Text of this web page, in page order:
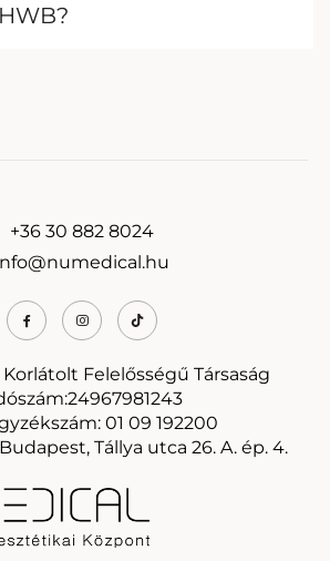
+36 30 882 8024
Felelősségű Társaság
01 09 192200
Budapest, Tállya utca 26. A. ép. 4.